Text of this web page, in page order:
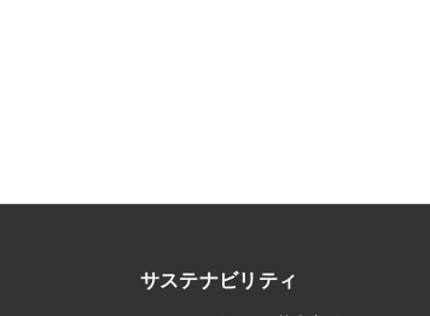
サステナビリティ